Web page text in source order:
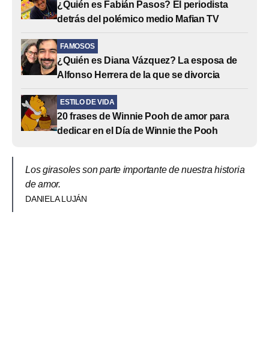
¿Quién es Fabián Pasos? El periodista
detrás del polémico medio Mafian TV
FAMOSOS
¿Quién es Diana Vázquez? La esposa de
Alfonso Herrera de la que se divorcia
ESTILO DE VIDA
20 frases de Winnie Pooh de amor para
dedicar en el Día de Winnie the Pooh
Los girasoles son parte importante de nuestra historia
de amor.
DANIELA LUJÁN